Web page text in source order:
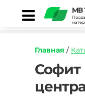
МВ
Главная /
https://
fineber-
classic-
Софит